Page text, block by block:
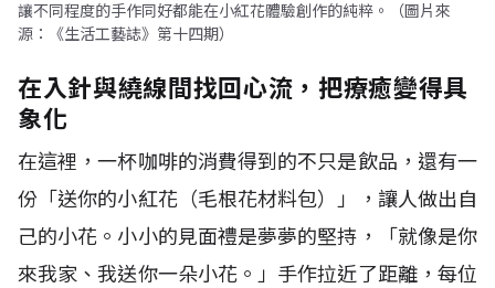
讓不同程度的手作同好都能在小紅花體驗創作的純粹。（圖片來
源：《生活工藝誌》第十四期）
在入針與繞線間找回心流，把療癒變得具
象化
在這裡，一杯咖啡的消費得到的不只是飲品，還有一
份「送你的小紅花（毛根花材料包）」，讓人做出自
己的小花。小小的見面禮是夢夢的堅持，「就像是你
來我家、我送你一朵小花。」手作拉近了距離，每位